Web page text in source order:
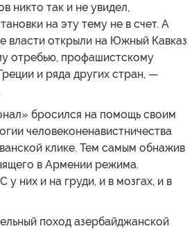
никто так и не увидел,
на эту тему не в счет. А
власти открыли на Южный Кавказ
отребью, профашистскому
и ряда других стран, —
бросился на помощь своим
человеконенавистничества
клике. Тем самым обнажив
в Армении режима.
них и на груди, и в мозгах, и в
поход азербайджанской